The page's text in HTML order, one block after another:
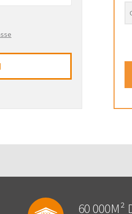
60 000M²